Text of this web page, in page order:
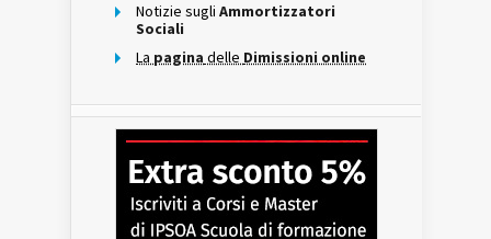
Notizie sugli Ammortizzatori
Sociali
La pagina delle Dimissioni online